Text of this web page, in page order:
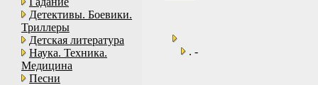
Детективы. Боевики.
Триллеры
Детская литература
Наука. Техника.
Медицина
Песни
. -